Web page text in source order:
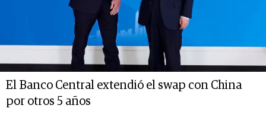
El Banco Central extendió el swap con China
por otros 5 años